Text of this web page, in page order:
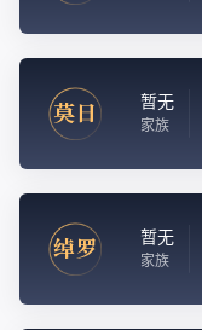
莫日 暂无
家族
绰罗 暂无
家族